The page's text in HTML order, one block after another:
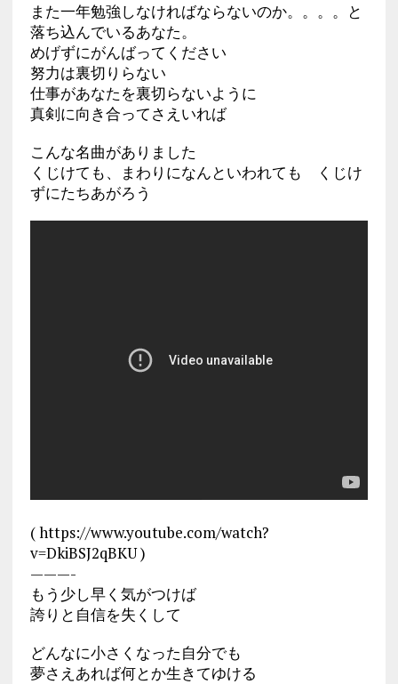
また一年勉強しなければならないのか。。。。と
落ち込んでいるあなた。
めげずにがんばってください
努力は裏切りらない
仕事があなたを裏切らないように
真剣に向き合ってさえいれば
こんな名曲がありました
くじけても、まわりになんといわれても くじけ
ずにたちあがろう
( https://www.youtube.com/watch?
v=DkiBSJ2qBKU )
———-
もう少し早く気がつけば
誇りと自信を失くして
どんなに小さくなった自分でも
夢さえあれば何とか生きてゆける